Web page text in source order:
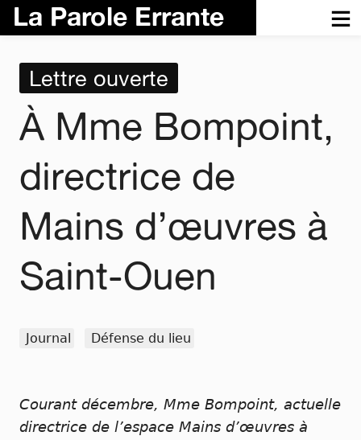
La Parole Errante
Lettre ouverte
À Mme Bompoint,
directrice de
Mains d’œuvres à
Saint-Ouen
Journal Défense du lieu
Courant décembre, Mme Bompoint, actuelle
directrice de l’espace Mains d’œuvres à